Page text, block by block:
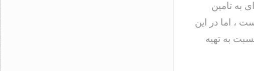
به تامین
، اما در این
به تهیه